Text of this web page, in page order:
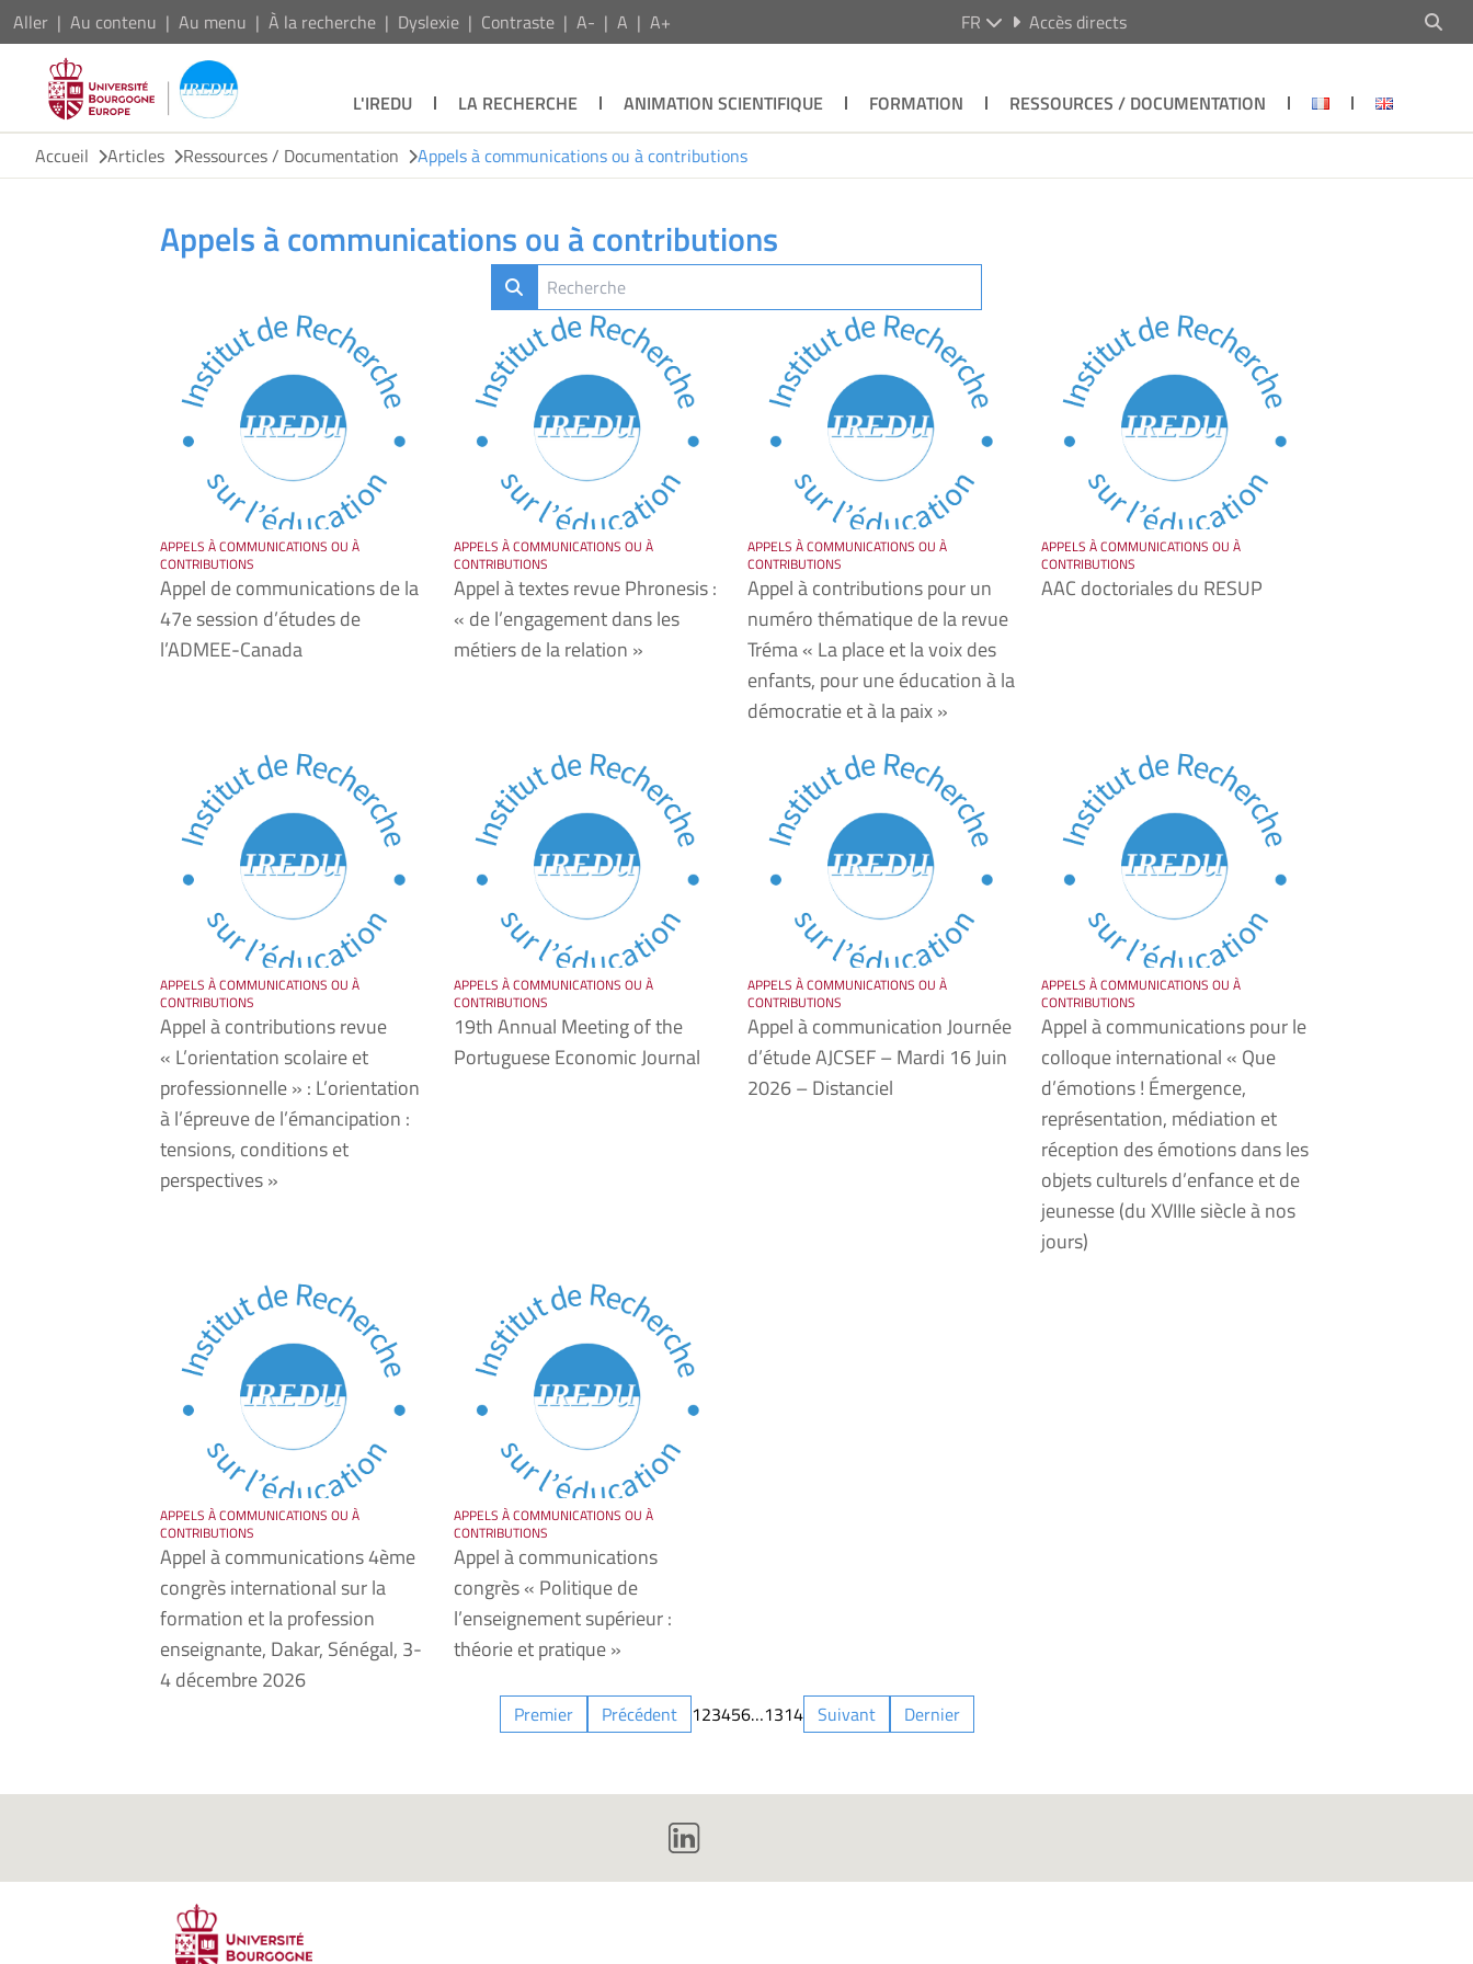
Aller Au contenu Au menu À la recherche Dyslexie Contraste A- A A+ FR Accès directs
L'IREDU LA RECHERCHE ANIMATION SCIENTIFIQUE FORMATION
RESSOURCES / DOCUMENTATION
Accueil
Articles Ressources / Documentation Appels à communications ou à contributions
Appels à communications ou à contributions
APPELS À COMMUNICATIONS OU À
CONTRIBUTIONS
Appel de communications de la
47e session d’études de
l’ADMEE-Canada
APPELS À COMMUNICATIONS OU À
CONTRIBUTIONS
Appel à textes revue Phronesis :
« de l’engagement dans les
métiers de la relation »
APPELS À COMMUNICATIONS OU À
CONTRIBUTIONS
Appel à contributions pour un
numéro thématique de la revue
Tréma « La place et la voix des
enfants, pour une éducation à la
démocratie et à la paix »
APPELS À COMMUNICATIONS OU À
CONTRIBUTIONS
AAC doctoriales du RESUP
APPELS À COMMUNICATIONS OU À
CONTRIBUTIONS
Appel à contributions revue
« L’orientation scolaire et
professionnelle » : L’orientation
à l’épreuve de l’émancipation :
tensions, conditions et
perspectives »
APPELS À COMMUNICATIONS OU À
CONTRIBUTIONS
19th Annual Meeting of the
Portuguese Economic Journal
APPELS À COMMUNICATIONS OU À
CONTRIBUTIONS
Appel à communication Journée
d’étude AJCSEF – Mardi 16 Juin
2026 – Distanciel
APPELS À COMMUNICATIONS OU À
CONTRIBUTIONS
Appel à communications pour le
colloque international « Que
d’émotions ! Émergence,
représentation, médiation et
réception des émotions dans les
objets culturels d’enfance et de
jeunesse (du XVIIIe siècle à nos
jours)
APPELS À COMMUNICATIONS OU À
CONTRIBUTIONS
Appel à communications 4ème
congrès international sur la
formation et la profession
enseignante, Dakar, Sénégal, 3-
4 décembre 2026
APPELS À COMMUNICATIONS OU À
CONTRIBUTIONS
Appel à communications
congrès « Politique de
l’enseignement supérieur :
théorie et pratique »
Premier Précédent 123456…1314 Suivant Dernier